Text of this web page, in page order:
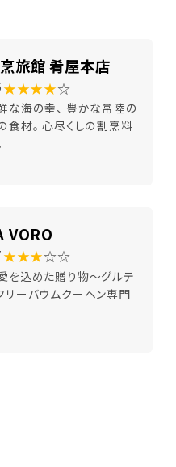
旅館 肴屋本店
★★★★☆
な海の幸、 豊かな常陸の
食材。 心尽くしの割烹料
VORO
★★★☆☆
を込めた贈り物～グルテ
リーバウムクーヘン専門